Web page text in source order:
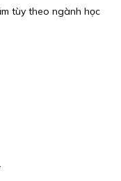
tùy theo ngành học